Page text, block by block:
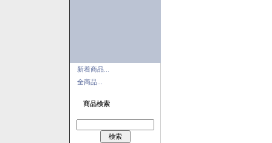
新着商品...
全商品...
商品検索